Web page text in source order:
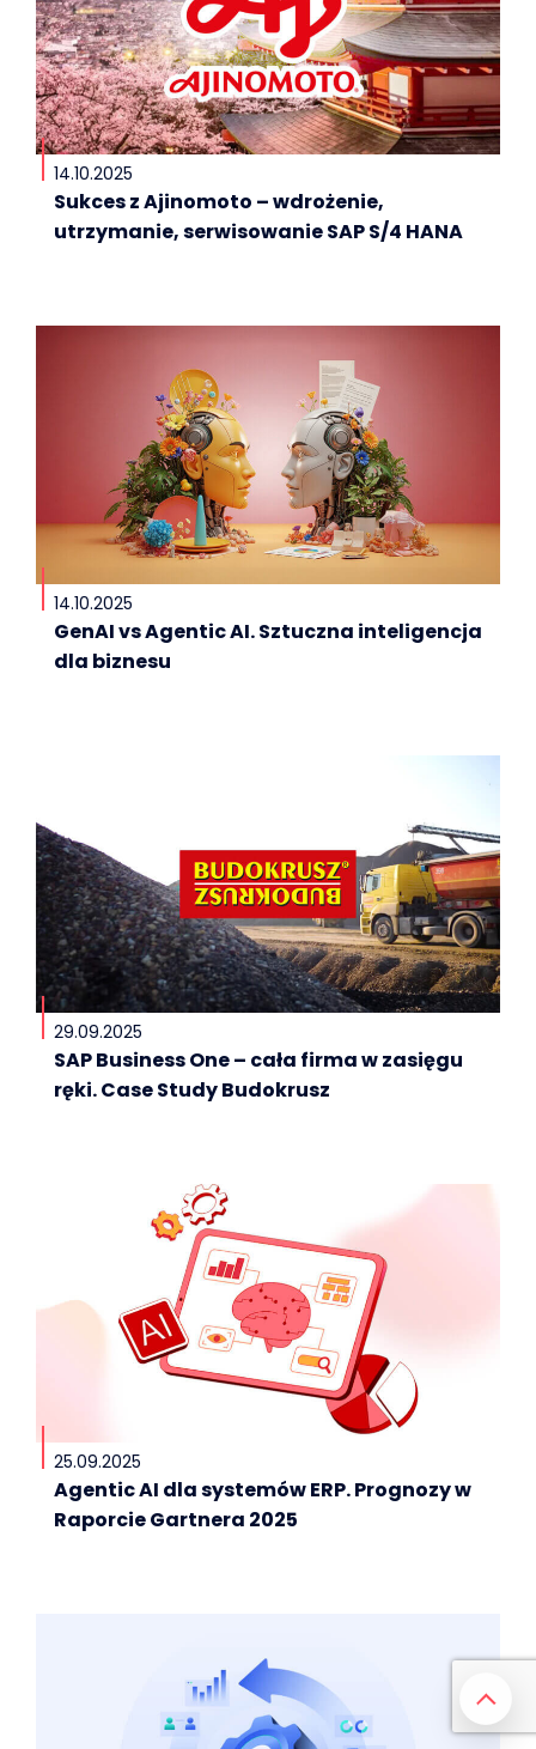
14.10.2025
Sukces z Ajinomoto – wdrożenie,
utrzymanie, serwisowanie SAP S/4 HANA
14.10.2025
GenAI vs Agentic AI. Sztuczna inteligencja
dla biznesu
29.09.2025
SAP Business One – cała firma w zasięgu
ręki. Case Study Budokrusz
25.09.2025
Agentic AI dla systemów ERP. Prognozy w
Raporcie Gartnera 2025